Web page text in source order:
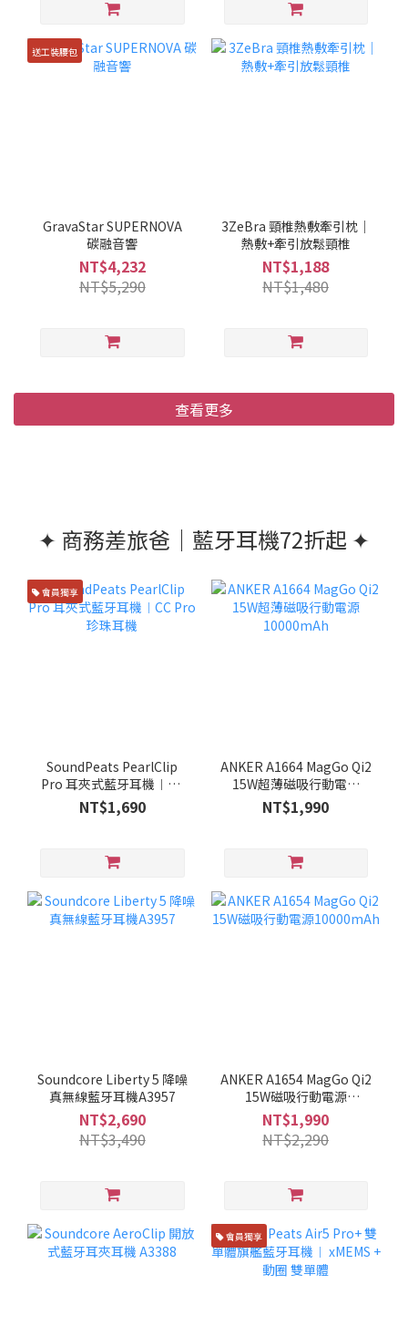
送工裝腰包
GravaStar SUPERNOVA
碳融音響
NT$4,232
NT$5,290
3ZeBra 頸椎熱敷牽引枕｜
熱敷+牽引放鬆頸椎
NT$1,188
NT$1,480
查看更多
✦ 商務差旅爸｜藍牙耳機72折起 ✦
會員獨享
SoundPeats PearlClip
Pro 耳夾式藍牙耳機︱CC
Pro 珍珠耳機
NT$1,690
ANKER A1664 MagGo Qi2
15W超薄磁吸行動電源
10000mAh
NT$1,990
Soundcore Liberty 5 降噪
真無線藍牙耳機A3957
NT$2,690
NT$3,490
ANKER A1654 MagGo Qi2
15W磁吸行動電源
10000mAh
NT$1,990
NT$2,290
會員獨享